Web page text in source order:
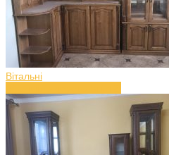
Вітальні